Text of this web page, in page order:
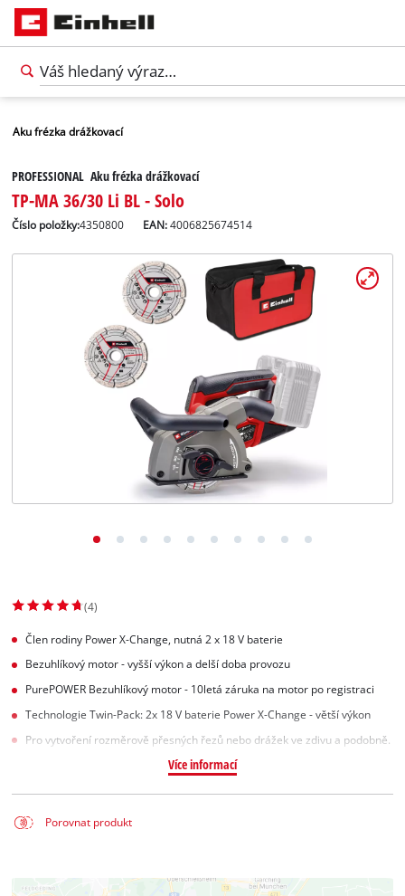
Aku frézka drážkovací
PROFESSIONAL Aku frézka drážkovací
TP-MA 36/30 Li BL - Solo
Číslo položky:4350800 EAN:4006825674514
(4)
Člen rodiny Power X-Change, nutná 2 x 18 V baterie
Bezuhlíkový motor - vyšší výkon a delší doba provozu
PurePOWER Bezuhlíkový motor - 10letá záruka na motor po registraci
Technologie Twin-Pack: 2x 18 V baterie Power X-Change - větší výkon
Pro vytvoření rozměrově přesných řezů nebo drážek ve zdivu a podobně.
Více informací
Porovnat produkt